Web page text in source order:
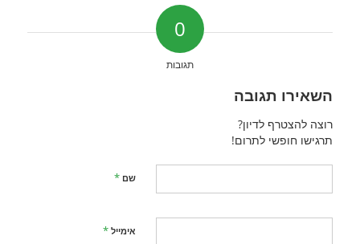
0
תגובות
השאירו תגובה
רוצה להצטרף לדיון?
תרגישו חופשי לתרום!
שם *
אימייל *